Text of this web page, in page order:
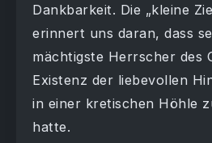
Dankbarkeit. Die „kleine
erinnert uns daran, dass
mächtigste Herrscher des
Existenz der liebevollen
in einer kretischen Höhle
hatte.